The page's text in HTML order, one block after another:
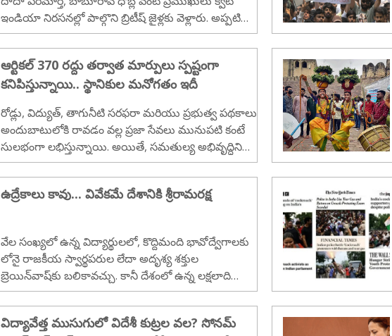
ఇండియా నిరసనల్లో పాల్గొని బ్రిటీష్ జైళ్లకు వెళ్లారు. అప్పటి
యువ స్వయంసేవకుడు, మాజీ ప్రధాని అయిన అటల్ బిహారీ
వాజ్‌పేయి 1942 ఆగస్టులో....
ఆర్టికల్ 370 రద్దు తర్వాత మార్పులు స్పష్టంగా
కనిపిస్తున్నాయి.. స్థానికుల మనోగతం ఇదీ
రోడ్లు, విద్యుత్, తాగునీటి సరఫరా మరియు ప్రభుత్వ పథకాలు
అందుబాటులోకి రావడం వల్ల ప్రజా సేవలు మునుపటి కంటే
సులభంగా లభిస్తున్నాయి. అయితే, సమతుల్య అభివృద్ధిని
నిరూపించడానికి గిరిజన ప్రాంతాలపై ఇంకా ఎక్కువ దృష్టి
పెట్టాల్సిన అవసరం ఉందని ఆయన అభిప్రాయపడ్డారు...
ఉద్రేకాలు కావు... వివేకమే దేశానికి శ్రీరామరక్ష
వేల సంఖ్యలో ఉన్న విద్యార్థులలో, కొద్దిమంది భావోద్వేగాలకు
లోనై రాజకీయ స్వార్థపరుల లేదా అదృశ్య శక్తుల
బ్రెయిన్‌వాష్‌కు బలికావచ్చు. కానీ దేశంలో ఉన్న లక్షలాది
మంది యువకులు......
విద్యావేత్త ముసుగులో విదేశీ కుట్రల వల? సోనమ్